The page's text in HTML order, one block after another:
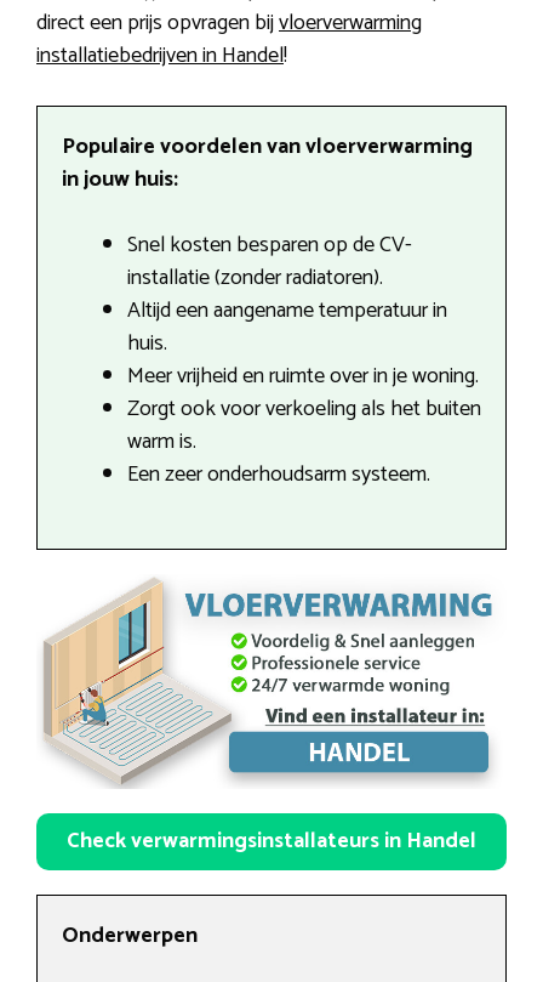
direct een prijs opvragen bijvloerverwarming
installatiebedrijven in Handel!
Populaire voordelen van vloerverwarming
in jouw huis:
Snel kosten besparen op de CV-
installatie (zonder radiatoren).
Altijd een aangename temperatuur in
huis.
Meer vrijheid en ruimte over in je woning.
Zorgt ook voor verkoeling als het buiten
warm is.
Een zeer onderhoudsarm systeem.
Check verwarmingsinstallateurs in Handel
Onderwerpen